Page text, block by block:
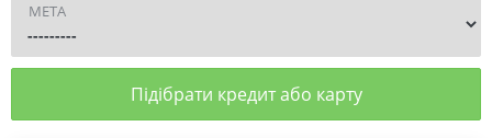
МЕТА
Підібрати кредит або карту